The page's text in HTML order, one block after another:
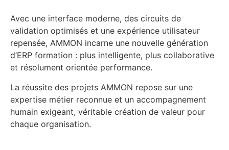
Avec une interface moderne, des circuits de
validation optimisés et une expérience utilisateur
repensée, AMMON incarne une nouvelle génération
d’ERP formation : plus intelligente, plus collaborative
et résolument orientée performance.
La réussite des projets AMMON repose sur une
expertise métier reconnue et un accompagnement
humain exigeant, véritable création de valeur pour
chaque organisation.